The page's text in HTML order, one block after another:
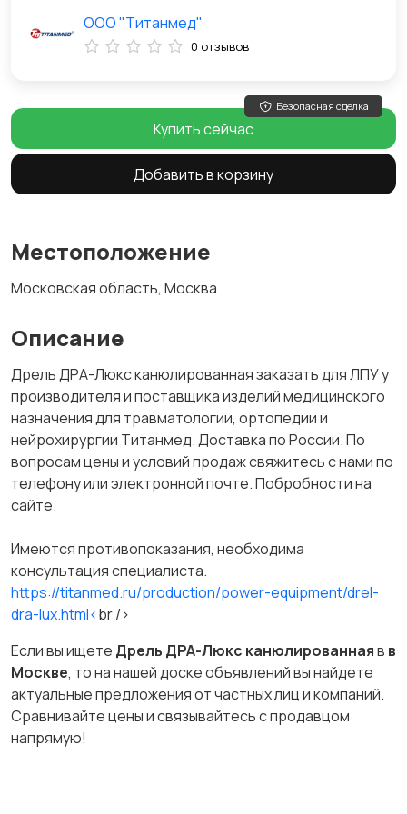
Местоположение
Московская область, Москва
Описание
Дрель ДРА-Люкс канюлированная заказать для ЛПУ у
производителя и поставщика изделий медицинского
назначения для травматологии, ортопедии и
нейрохирургии Титанмед. Доставка по России. По
вопросам цены и условий продаж свяжитесь с нами по
телефону или электронной почте. Побробности на
сайте.
Имеются противопоказания, необходима
консультация специалиста.
https://titanmed.ru/production/power-equipment/drel-
dra-lux.html<br />
Если вы ищете Дрель ДРА-Люкс канюлированнаяв в
Москве, то на нашей доске объявлений вы найдете
актуальные предложения от частных лиц и компаний.
Сравнивайте цены и связывайтесь с продавцом
напрямую!
ООО "Титанмед"
0 отзывов
Безопасная сделка
Купить сейчас
Добавить в корзину